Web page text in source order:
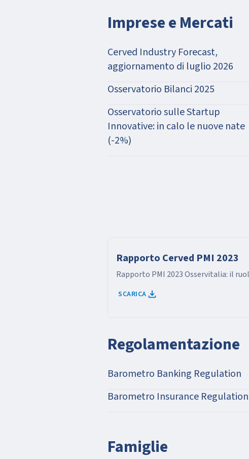
Imprese e Mercati
Cerved Industry Forecast,
aggiornamento di luglio 2026
Osservatorio Bilanci 2025
Osservatorio sulle Startup
Innovative: in calo le nuove nate
(-2%)
Rapporto Cerved PMI 2023
Rapporto PMI 2023 Osservitalia: il
SCARICA
Regolamentazione
Barometro Banking Regulation
Barometro Insurance Regulation
Famiglie